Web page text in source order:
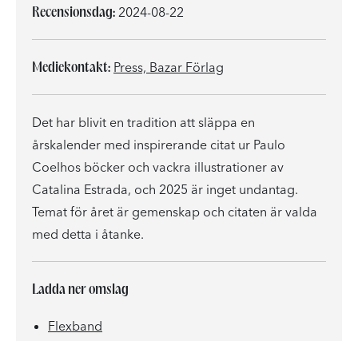
Recensionsdag: 2024-08-22
Mediekontakt: Press, Bazar Förlag
Det har blivit en tradition att släppa en
årskalender med inspirerande citat ur Paulo
Coelhos böcker och vackra illustrationer av
Catalina Estrada, och 2025 är inget undantag.
Temat för året är gemenskap och citaten är valda
med detta i åtanke.
Ladda ner omslag
Flexband